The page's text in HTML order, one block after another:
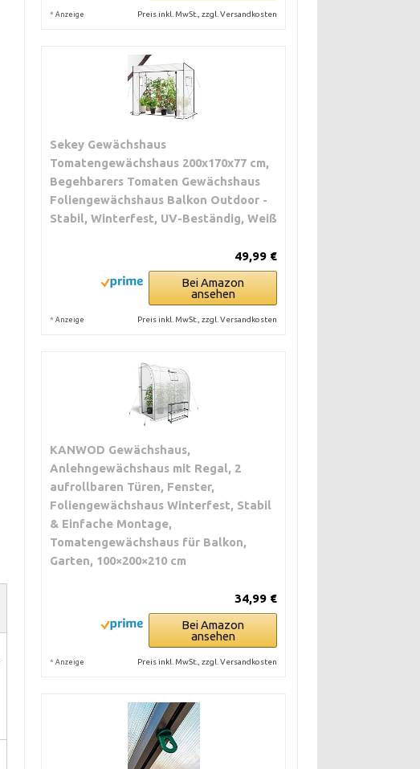
* Anzeige Preis inkl. MwSt., zzgl. Versandkosten
Sekey Gewächshaus
Tomatengewächshaus 200x170x77 cm,
Begehbarers Tomaten Gewächshaus
Foliengewächshaus Balkon Outdoor -
Stabil, Winterfest, UV-Beständig, Weiß
49,99 €
Bei Amazon
ansehen
* Anzeige Preis inkl. MwSt., zzgl. Versandkosten
KANWOD Gewächshaus,
Anlehngewächshaus mit Regal, 2
aufrollbaren Türen, Fenster,
Foliengewächshaus Winterfest, Stabil
& Einfache Montage,
Tomatengewächshaus für Balkon,
Garten, 100×200×210 cm
34,99 €
Bei Amazon
ansehen
* Anzeige Preis inkl. MwSt., zzgl. Versandkosten